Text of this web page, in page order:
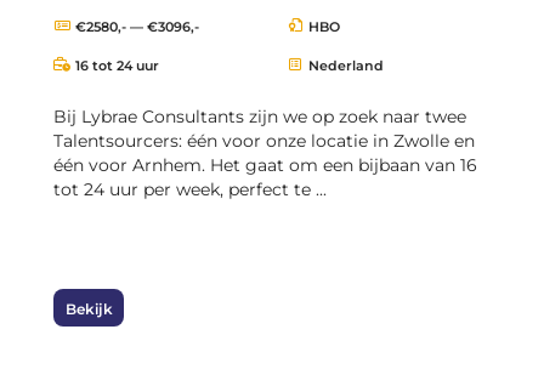
€2580,- — €3096,- HBO
16 tot 24 uur Nederland
Bij Lybrae Consultants zijn we op zoek naar twee
Talentsourcers: één voor onze locatie in Zwolle en
één voor Arnhem. Het gaat om een bijbaan van 16
tot 24 uur per week, perfect te ...
Bekijk